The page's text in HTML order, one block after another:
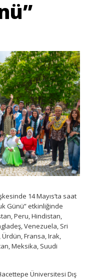
14 Mayıs’ta saat
Günü” etkinliğinde
Peru, Hindistan,
Venezuela, Sri
Ürdün, Fransa, Irak,
Meksika, Suudi
Üniversitesi Dış